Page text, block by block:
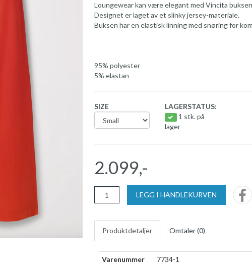
Loungewear kan være elegant med Vincita
Designet er laget av et slinky jersey-materiale.
Buksen har en elastisk linning med snøring for
95% polyester
5% elastan
SIZE
LAGERSTATUS:
1 stk. på
lager
2.099,-
LEGG I HANDLEKURVEN
Produktdetaljer Omtaler (0)
Varenummer 7734-1